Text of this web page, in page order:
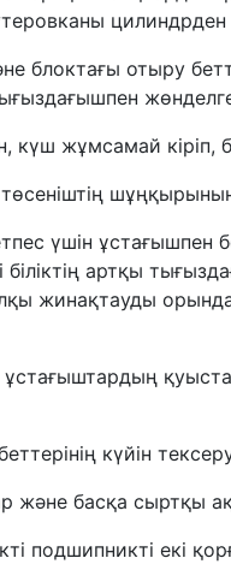
блоктағы отыру
күш жұмсамай
үшін ұстағышпен
біліктің артқы
жинақтауды
күйін
және басқа сыртқы
подшипникті екі